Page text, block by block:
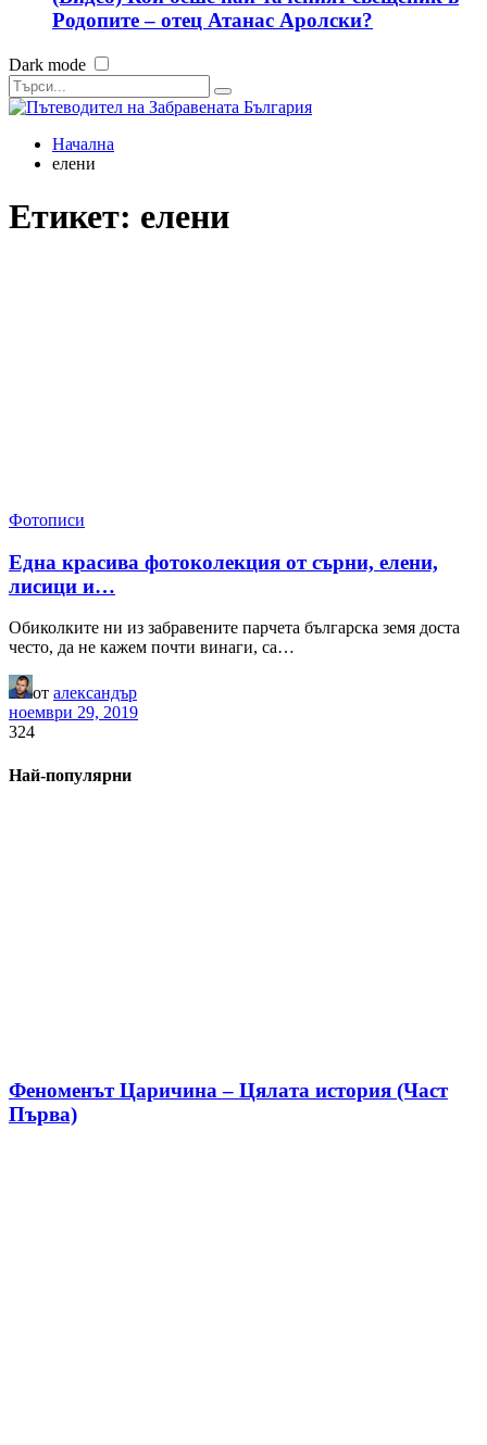
Родопите – отец Атанас Аролски?
Dark mode
Начална
елени
Етикет: елени
Фотописи
Една красива фотоколекция от сърни, елени,
лисици и…
Обиколките ни из забравените парчета българска земя доста
често, да не кажем почти винаги, са…
от александър
ноември 29, 2019
324
Най-популярни
Феноменът Царичина – Цялата история (Част
Първа)